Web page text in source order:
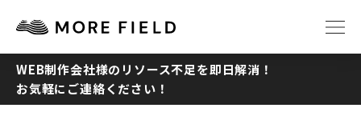
TOP
WEB制作会社様のリソース不足を即日解消！
お気軽にご連絡ください！